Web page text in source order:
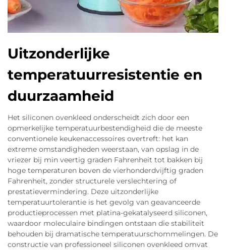
Uitzonderlijke
temperatuurresistentie en
duurzaamheid
Het siliconen ovenkleed onderscheidt zich door een
opmerkelijke temperatuurbestendigheid die de meeste
conventionele keukenaccessoires overtreft: het kan
extreme omstandigheden weerstaan, van opslag in de
vriezer bij min veertig graden Fahrenheit tot bakken bij
hoge temperaturen boven de vierhonderdvijftig graden
Fahrenheit, zonder structurele verslechtering of
prestatievermindering. Deze uitzonderlijke
temperatuurtolerantie is het gevolg van geavanceerde
productieprocessen met platina-gekatalyseerd siliconen,
waardoor moleculaire bindingen ontstaan die stabiliteit
behouden bij dramatische temperatuurschommelingen. De
constructie van professioneel siliconen ovenkleed omvat